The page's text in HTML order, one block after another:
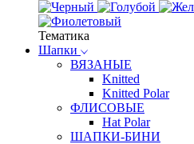
Тематика
Шапки
ВЯЗАНЫЕ
Knitted
Knitted Polar
ФЛИСОВЫЕ
Hat Polar
ШАПКИ-БИНИ